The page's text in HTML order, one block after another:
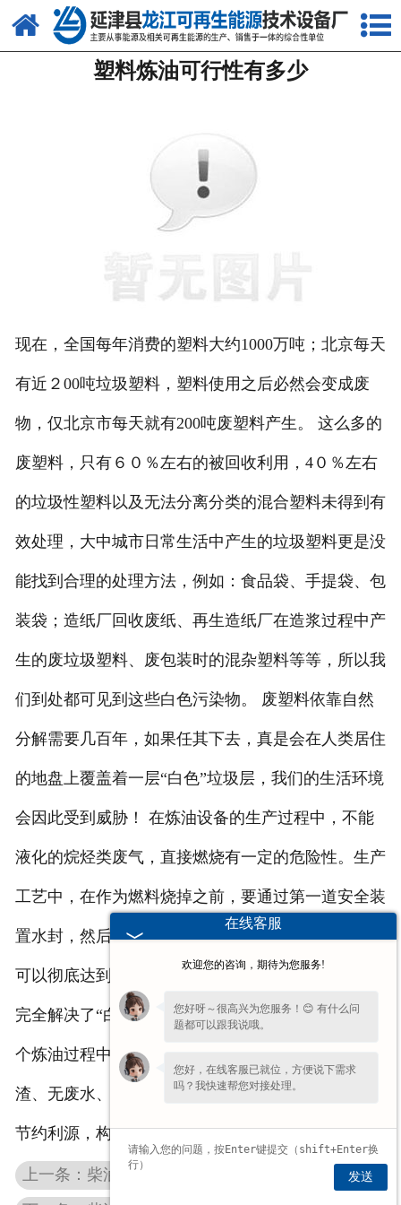
网站首页
关于我们
资质荣誉
联系我们
塑料炼油可行性有多少
现在，全国每年消费的塑料大约1000万吨；北京每天
有近２00吨垃圾塑料，塑料使用之后必然会变成废
物，仅北京市每天就有200吨废塑料产生。 这么多的
废塑料，只有６０％左右的被回收利用，4０％左右
的垃圾性塑料以及无法分离分类的混合塑料未得到有
效处理，大中城市日常生活中产生的垃圾塑料更是没
能找到合理的处理方法，例如：食品袋、手提袋、包
装袋；造纸厂回收废纸、再生造纸厂在造浆过程中产
生的废垃圾塑料、废包装时的混杂塑料等等，所以我
们到处都可见到这些白色污染物。 废塑料依靠自然
分解需要几百年，如果任其下去，真是会在人类居住
的地盘上覆盖着一层“白色”垃圾层，我们的生活环境
会因此受到威胁！ 在炼油设备的生产过程中，不能
液化的烷烃类废气，直接燃烧有一定的危险性。生产
工艺中，在作为燃料烧掉之前，要通过第一道安全装
置水封，然后在通过第二道安全装置燃气喷嘴，使之
可以彻底达到安全生产。 采用废塑料炼油设备炼油
完全解决了“白色污染”的困扰，废塑料炼油设备在整
个炼油过程中无烟（无黑烟也无白烟）、无味、无废
渣、无废水、无废气，是一种国家鼓励，政府支持，
节约利源，构建循环经济，利国利民的环保设备。
上一条：柴油是如何炼成的
在线客服
欢迎您的咨询，期待为您服务!
您好呀～很高兴为您服务！😊 有什么问
题都可以跟我说哦。
您好，在线客服已就位，方便说下需求
吗？我快速帮您对接处理。
发送